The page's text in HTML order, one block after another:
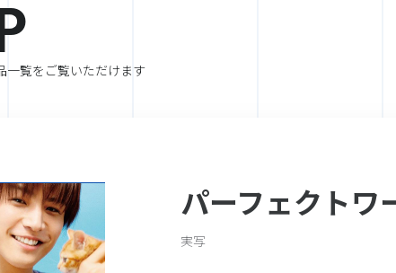
声優
一般のお客様はこちら
P
一覧をご覧いただけます
パーフェクトワ
実写